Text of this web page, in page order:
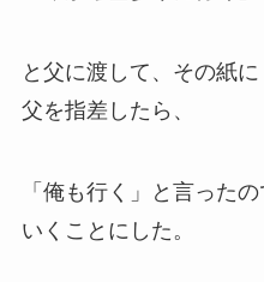
と父に渡して、その紙
父を指差したら、
「俺も行く」と言った
いくことにした。